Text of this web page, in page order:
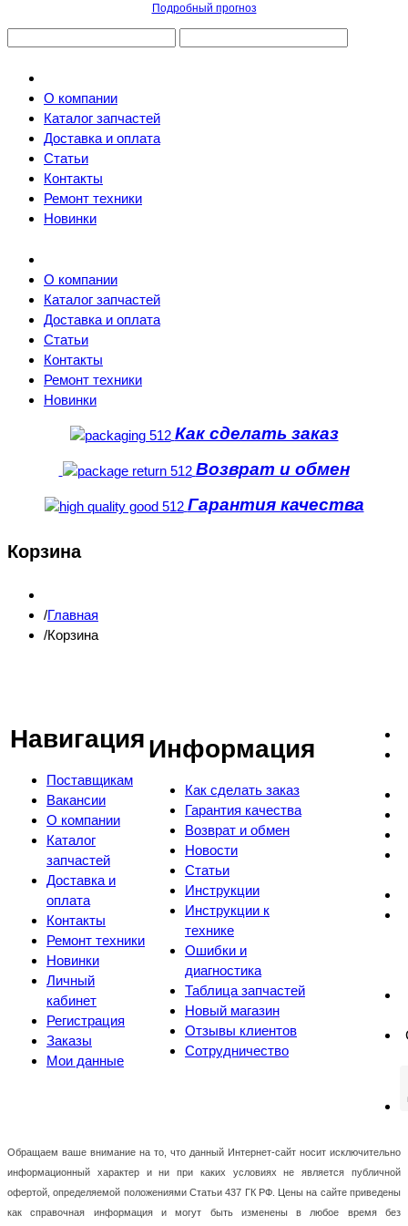
Подробный прогноз
О компании
Каталог запчастей
Доставка и оплата
Статьи
Контакты
Ремонт техники
Новинки
О компании
Каталог запчастей
Доставка и оплата
Статьи
Контакты
Ремонт техники
Новинки
Как сделать заказ
Возврат и обмен
Гарантия качества
Корзина
Главная
Корзина
Навигация
Поставщикам
Вакансии
О компании
Каталог
запчастей
Доставка и
оплата
Контакты
Ремонт техники
Новинки
Личный
кабинет
Регистрация
Заказы
Мои данные
Информация
Как сделать заказ
Гарантия качества
Возврат и обмен
Новости
Статьи
Инструкции
Инструкции к
технике
Ошибки и
диагностика
Таблица запчастей
Новый магазин
Отзывы клиентов
Сотрудничество
Обращаем ваше внимание на то, что данный Интернет-сайт носит исключительно
информационный характер и ни при каких условиях не является публичной
офертой, определяемой положениями Статьи 437 ГК РФ. Цены на сайте приведены
как справочная информация и могут быть изменены в любое время без